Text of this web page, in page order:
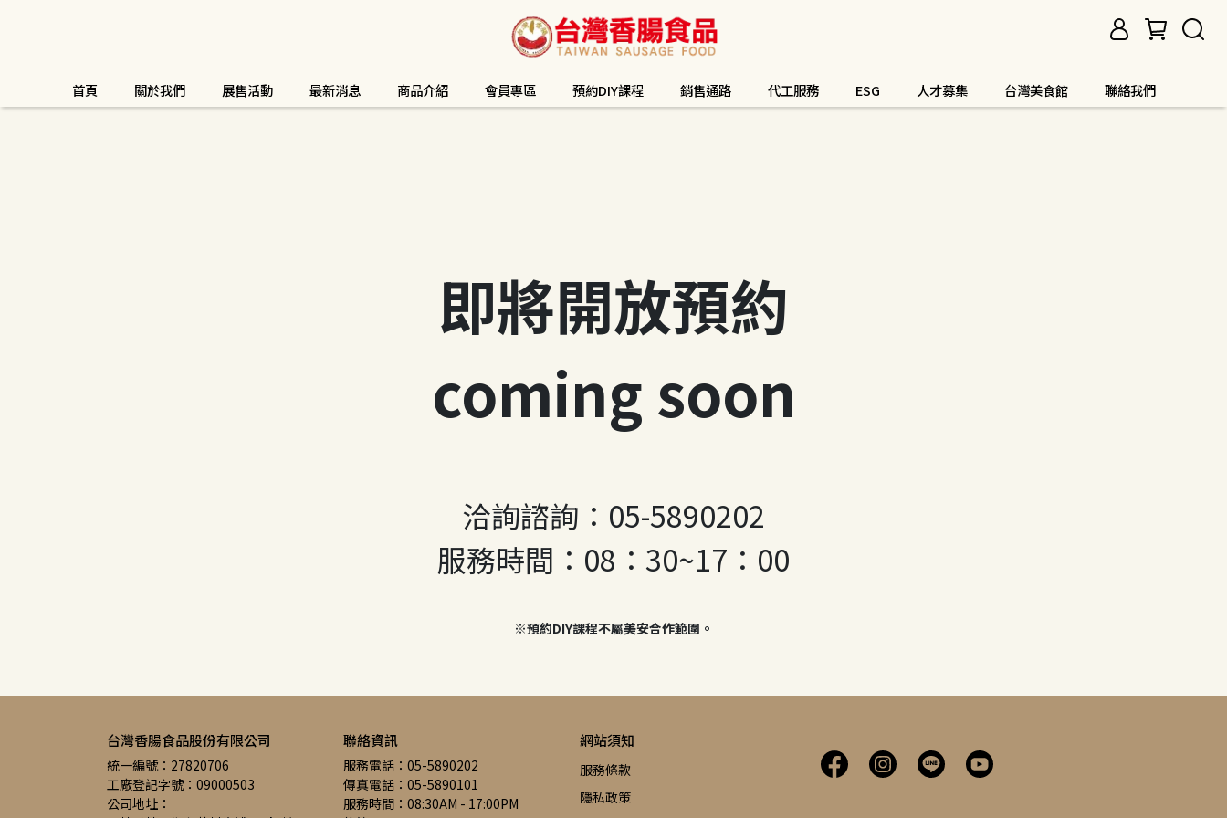
首頁 關於我們 展售活動 最新消息 商品介紹 會員專區 預約DIY課程 銷售通路 代工服務 ESG 人才募集 台灣美食館 聯絡我們
即將開放預約
coming soon
洽詢諮詢：05-5890202
服務時間：08：30~17：00
※預約DIY課程不屬美安合作範圍。
台灣香腸食品股份有限公司
統一編號：27820706
工廠登記字號：09000503
公司地址：
聯絡資訊
服務電話：05-5890202
傳真電話：05-5890101
服務時間：08:30AM - 17:00PM
網站須知
服務條款
隱私政策